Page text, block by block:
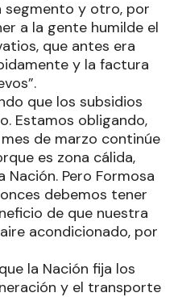
segmento y otro, por
a la gente humilde el
que antes era
y la factura
que los subsidios
Estamos obligando,
de marzo continúe
es zona cálida,
Pero Formosa
debemos tener
de que nuestra
acondicionado, por
la Nación fija los
y el transporte